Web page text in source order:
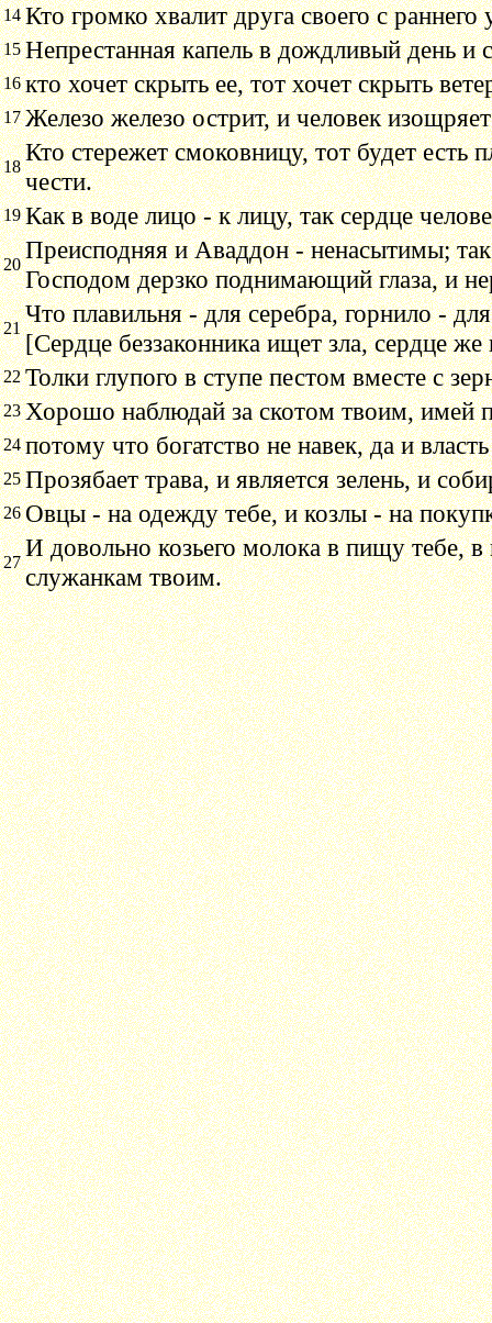
14 Кто громко хвалит друга своего с раннего
15 Непрестанная капель в дождливый день и
16 кто хочет скрыть ее, тот хочет скрыть
17 Железо железо острит, и человек изощряет
18
Кто стережет смоковницу, тот будет есть
чести.
19 Как в воде лицо - к лицу, так сердце
20
Преисподняя и Аваддон - ненасытимы;
Господом дерзко поднимающий глаза, и
21
Что плавильня - для серебра, горнило -
[Сердце беззаконника ищет зла, сердце
22 Толки глупого в ступе пестом вместе с
23 Хорошо наблюдай за скотом твоим, имей
24 потому что богатство не навек, да и
25 Прозябает трава, и является зелень, и
26 Овцы - на одежду тебе, и козлы - на
27
И довольно козьего молока в пищу тебе,
служанкам твоим.